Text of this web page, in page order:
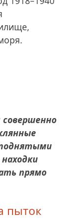
совершенно
прямо
пыток